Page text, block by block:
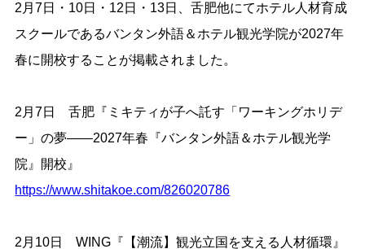
2月7日・10日・12日・13日、舌肥他にてホテル人材育成
スクールであるバンタン外語＆ホテル観光学院が2027年
春に開校することが掲載されました。
2月7日 舌肥『ミキティが子へ託す「ワーキングホリデ
ー」の夢――2027年春『バンタン外語＆ホテル観光学
院』開校』
https://www.shitakoe.com/826020786
2月10日 WING『【潮流】観光立国を支える人材循環』